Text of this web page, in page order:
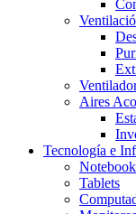
Aires
Tecnología e
Tablets